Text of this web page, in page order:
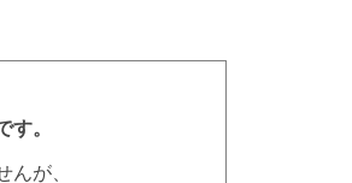
す。
んが、